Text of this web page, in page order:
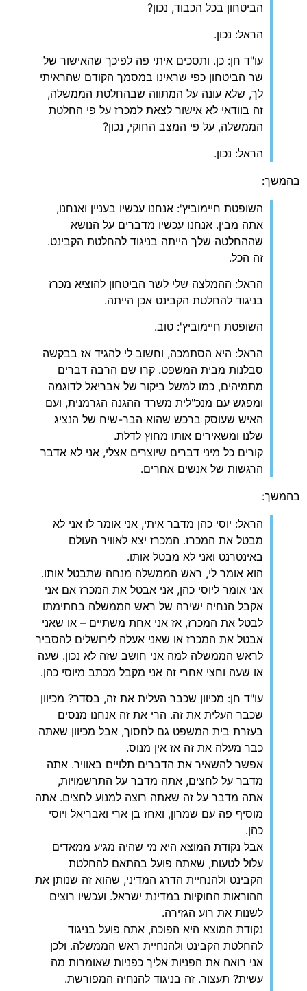
הביטחון בכל הכבוד, נכון?
הראל: נכון.
עו"ד חן: כן. ותסכים איתי פה לפיכך שהאישור של
שר הביטחון כפי שראינו במסמך הקודם שהראיתי
לך, שלא עונה על המתווה שבהחלטת הממשלה,
זה בוודאי לא אישור לצאת למכרז על פי החלטת
הממשלה, על פי המצב החוקי, נכון?
הראל: נכון.
בהמשך:
השופטת חיימוביץ': אנחנו עכשיו בעניין ואנחנו,
אתה מבין. אנחנו עכשיו מדברים על הנושא
שההחלטה שלך הייתה בניגוד להחלטת הקבינט.
זה הכל.
הראל: ההמלצה שלי לשר הביטחון להוציא מכרז
בניגוד להחלטת הקבינט אכן הייתה.
השופטת חיימוביץ': טוב.
הראל: היא הסתמכה, וחשוב לי להגיד אז בבקשה
סבלנות מבית המשפט. קרו שם הרבה דברים
מתמיהים, כמו למשל ביקור של אבריאל לדוגמה
ומפגש עם מנכ"לית משרד ההגנה הגרמנית, ועם
האיש שעוסק ברכש שהוא הבר-שיח של הנציג
שלנו ומשאירים אותו מחוץ לדלת.
קורים כל מיני דברים שיוצרים אצלי, אני לא אדבר
הרגשות של אנשים אחרים.
בהמשך:
הראל: יוסי כהן מדבר איתי, אני אומר לו אני לא
מבטל את המכרז. המכרז יצא לאוויר העולם
באינטרנט ואני לא מבטל אותו.
הוא אומר לי, ראש הממשלה מנחה שתבטל אותו.
אני אומר ליוסי כהן, אני אבטל את המכרז אם אני
אקבל הנחיה ישירה של ראש הממשלה בחתימתו
לבטל את המכרז, אז אני אחת משתיים – או שאני
אבטל את המכרז או שאני אעלה לירושלים להסביר
לראש הממשלה למה אני חושב שזה לא נכון. שעה
או שעה וחצי אחרי זה אני מקבל מכתב מיוסי כהן.
עו"ד חן: מכיוון שכבר העלית את זה, בסדר? מכיוון
שכבר העלית את זה. הרי את זה אנחנו מנסים
בעזרת בית המשפט גם לחסוך, אבל מכיוון שאתה
כבר מעלה את זה אז אין מנוס.
אפשר להשאיר את הדברים תלויים באוויר. אתה
מדבר על לחצים, אתה מדבר על התרשמויות,
אתה מדבר על זה שאתה רוצה למנוע לחצים. אתה
מוסיף פה עם שמרון, ואחז בן ארי ואבריאל ויוסי
כהן.
אבל נקודת המוצא היא מי שהיה מגיע ממאדים
עלול לטעות, שאתה פועל בהתאם להחלטת
הקבינט ולהנחיית הדרג המדיני, שהוא זה שנותן את
ההוראות החוקיות במדינת ישראל. ועכשיו רוצים
לשנות את רוע הגזירה.
נקודת המוצא היא הפוכה, אתה פועל בניגוד
להחלטת הקבינט ולהנחיית ראש הממשלה. ולכן
אני רואה את הפניות אליך כפניות שאומרות מה
עשית? תעצור. זה בניגוד להנחיה המפורשת.